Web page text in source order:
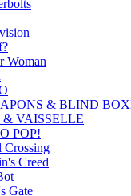
Woman
& BLIND
& VAISSELLE
POP!
Crossing
Creed
Gate